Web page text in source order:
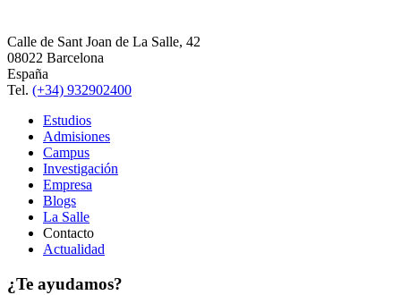
Calle de Sant Joan de La Salle, 42
08022 Barcelona
España
Tel. (+34) 932902400
Estudios
Admisiones
Campus
Investigación
Empresa
Blogs
La Salle
Contacto
Actualidad
¿Te ayudamos?